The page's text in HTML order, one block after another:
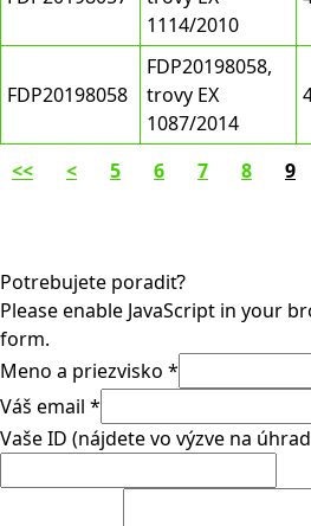
1114/2010
FDP20198058
FDP20198058,
trovy EX
1087/2014
<< < 5 6 7 8 9
Potrebujete poradiť?
Please enable JavaScript in your
form.
Meno a priezvisko *
Váš email *
Vaše ID (nájdete vo výzve na